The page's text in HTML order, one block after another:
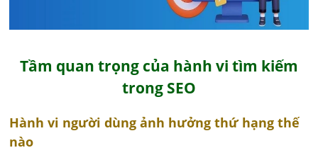
Tầm quan trọng của hành vi tìm kiếm
trong SEO
Hành vi người dùng ảnh hưởng thứ hạng thế
nào